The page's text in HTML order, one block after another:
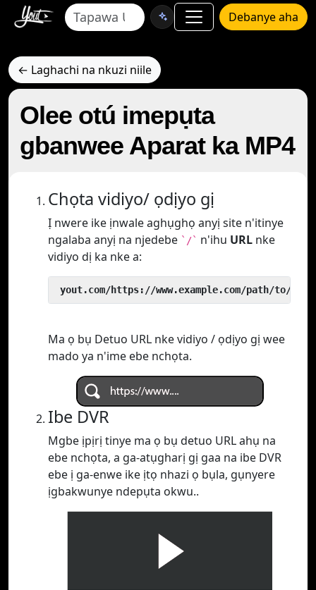
Debanye aha
← Laghachi na nkuzi niile
Olee otú imepụta
gbanwee Aparat ka MP4
Chọta vidiyo/ ọdịyo gị
Ị nwere ike ịnwale aghụghọ anyị site n'itinye
ngalaba anyị na njedebe `/` n'ihu URL nke
vidiyo dị ka nke a:
yout.com/https://www.example.com/path/to/
Ma ọ bụ Detuo URL nke vidiyo / ọdịyo gị wee
mado ya n'ime ebe nchọta.
Ibe DVR
Mgbe ịpịrị tinye ma ọ bụ detuo URL ahụ na
ebe nchọta, a ga-atụgharị gị gaa na ibe DVR
ebe ị ga-enwe ike ịtọ nhazi ọ bụla, gụnyere
ịgbakwunye ndepụta okwu..